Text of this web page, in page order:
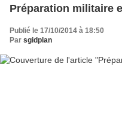
Préparation militaire
Publié le 17/10/2014 à 18:50
Par sgidplan